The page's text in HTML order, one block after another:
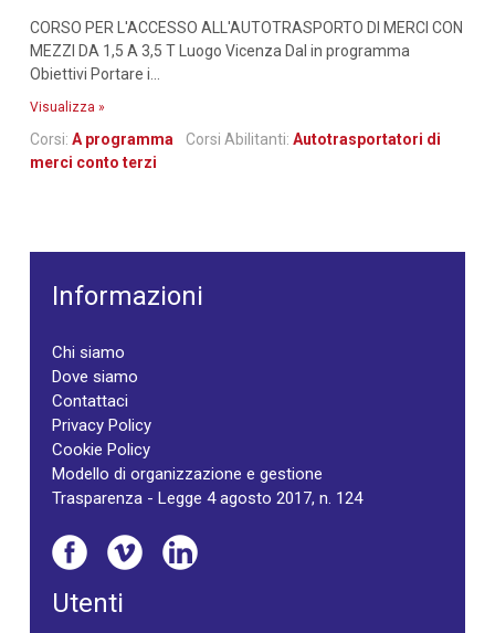
CORSO PER L'ACCESSO ALL'AUTOTRASPORTO DI MERCI CON
MEZZI DA 1,5 A 3,5 T Luogo Vicenza Dal in programma
Obiettivi Portare i...
Visualizza »
Corsi: A programma Corsi Abilitanti: Autotrasportatori di
merci conto terzi
Informazioni
Chi siamo
Dove siamo
Contattaci
Privacy Policy
Cookie Policy
Modello di organizzazione e gestione
Trasparenza - Legge 4 agosto 2017, n. 124
Utenti